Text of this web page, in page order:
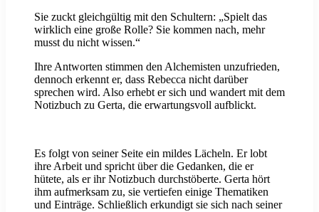
Sie zuckt gleichgültig mit den Schultern: „Spielt das
wirklich eine große Rolle? Sie kommen nach, mehr
musst du nicht wissen.“
Ihre Antworten stimmen den Alchemisten unzufrieden,
dennoch erkennt er, dass Rebecca nicht darüber
sprechen wird. Also erhebt er sich und wandert mit dem
Notizbuch zu Gerta, die erwartungsvoll aufblickt.
Es folgt von seiner Seite ein mildes Lächeln. Er lobt
ihre Arbeit und spricht über die Gedanken, die er
hütete, als er ihr Notizbuch durchstöberte. Gerta hört
ihm aufmerksam zu, sie vertiefen einige Thematiken
und Einträge. Schließlich erkundigt sie sich nach seiner